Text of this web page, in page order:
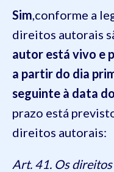
Sim,conforme a
direitos autorais
autor está vivo e
a partir do dia
seguinte à data
prazo está
direitos autorais:
Art. 41. Os